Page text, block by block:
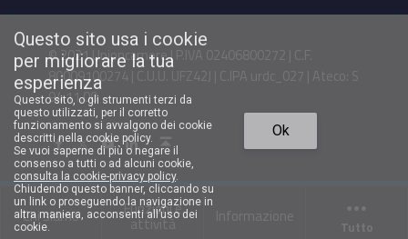
Chi siamo Funzioni e
attività Informazione
Tutto
© 2021 Unioncamere | P.IVA 02406800272 | C.F.
80009100274 | C.U.U. UFZ42J | C.IPA urdc_027 | Ateco: S
94.11.00
Facebook Unioncamere VenetoTwitter Unioncamere VenetoYoutube Unioncamere VenetoLinkedin Unioncamere Veneto Torna in cima ↑
Questo sito usa i cookie
per migliorare la tua
esperienza
Questo sito, o gli strumenti terzi da
questo utilizzati, per il corretto
funzionamento si avvalgono dei cookie
descritti nella cookie policy.
Se vuoi saperne di più o negare il
consenso a tutti o ad alcuni cookie,
consulta la cookie-privacy policy.
Chiudendo questo banner, cliccando su
un link o proseguendo la navigazione in
altra maniera, acconsenti all’uso dei
cookie.
Ok